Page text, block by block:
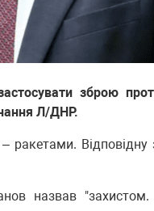
зброю
Л/ДНР.
ракетами. Відповідну
назвав